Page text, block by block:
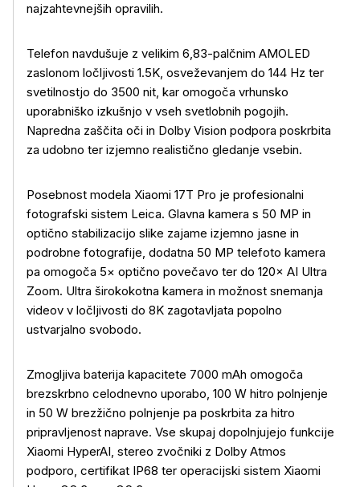
najzahtevnejših opravilih.
Telefon navdušuje z velikim 6,83-palčnim AMOLED
zaslonom ločljivosti 1.5K, osveževanjem do 144 Hz ter
svetilnostjo do 3500 nit, kar omogoča vrhunsko
uporabniško izkušnjo v vseh svetlobnih pogojih.
Napredna zaščita oči in Dolby Vision podpora poskrbita
za udobno ter izjemno realistično gledanje vsebin.
Posebnost modela Xiaomi 17T Pro je profesionalni
fotografski sistem Leica. Glavna kamera s 50 MP in
optično stabilizacijo slike zajame izjemno jasne in
podrobne fotografije, dodatna 50 MP telefoto kamera
pa omogoča 5× optično povečavo ter do 120× AI Ultra
Zoom. Ultra širokokotna kamera in možnost snemanja
videov v ločljivosti do 8K zagotavljata popolno
ustvarjalno svobodo.
Zmogljiva baterija kapacitete 7000 mAh omogoča
brezskrbno celodnevno uporabo, 100 W hitro polnjenje
in 50 W brezžično polnjenje pa poskrbita za hitro
pripravljenost naprave. Vse skupaj dopolnjujejo funkcije
Xiaomi HyperAI, stereo zvočniki z Dolby Atmos
podporo, certifikat IP68 ter operacijski sistem Xiaomi